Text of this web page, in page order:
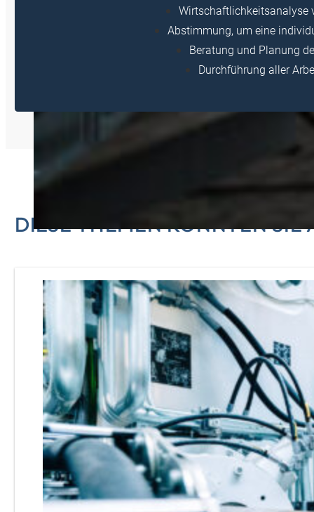
Wirtschaftlichkeitsanalyse
Abstimmung, um eine
Beratung und Planung
Durchführung aller
DIESE THEMEN KÖNNTEN SIE